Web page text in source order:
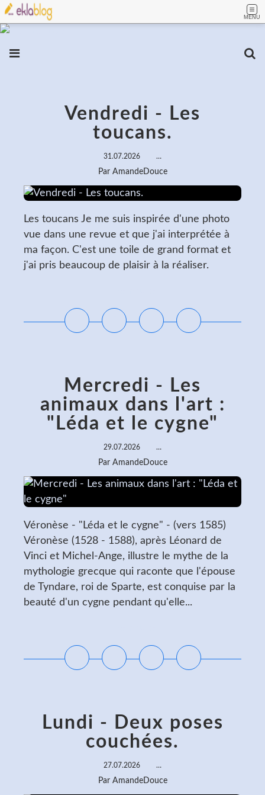
MENU
Vendredi - Les
toucans.
31.07.2026 …
Par AmandeDouce
Les toucans Je me suis inspirée d'une photo
vue dans une revue et que j'ai interprétée à
ma façon. C'est une toile de grand format et
j'ai pris beaucoup de plaisir à la réaliser.
Mercredi - Les
animaux dans l'art :
"Léda et le cygne"
29.07.2026 …
Par AmandeDouce
Véronèse - "Léda et le cygne" - (vers 1585)
Véronèse (1528 - 1588), après Léonard de
Vinci et Michel-Ange, illustre le mythe de la
mythologie grecque qui raconte que l'épouse
de Tyndare, roi de Sparte, est conquise par la
beauté d'un cygne pendant qu'elle...
Lundi - Deux poses
couchées.
27.07.2026 …
Par AmandeDouce